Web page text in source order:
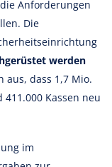
Anforderungen
Die
werden
aus, dass 1,7 Mio.
Kassen neu
im